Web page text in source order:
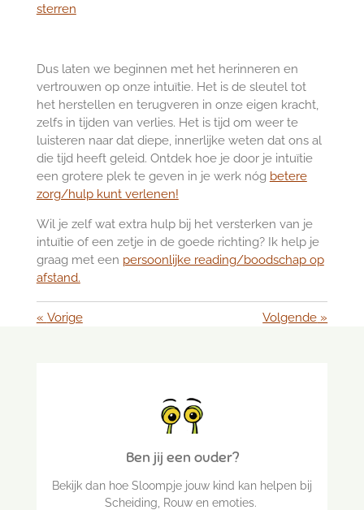
sterren
Dus laten we beginnen met het herinneren en
vertrouwen op onze intuïtie. Het is de sleutel tot
het herstellen en terugveren in onze eigen kracht,
zelfs in tijden van verlies. Het is tijd om weer te
luisteren naar dat diepe, innerlijke weten dat ons al
die tijd heeft geleid. Ontdek hoe je door je intuïtie
een grotere plek te geven in je werk nóg betere
zorg/hulp kunt verlenen!
Wil je zelf wat extra hulp bij het versterken van je
intuïtie of een zetje in de goede richting? Ik help je
graag met een persoonlijke reading/boodschap op
afstand.
« Vorige Volgende »
Ben jij een ouder?
Bekijk dan hoe Sloompje jouw kind kan helpen bij
Scheiding, Rouw en emoties.